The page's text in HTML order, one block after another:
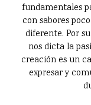
fundamentales
con sabores
diferente. Por
nos dicta la
creación es un
expresar y